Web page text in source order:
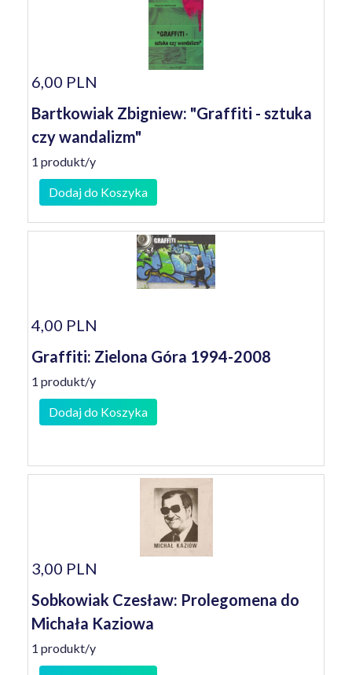
6,00 PLN
Bartkowiak Zbigniew: "Graffiti - sztuka
czy wandalizm"
1 produkt/y
Dodaj do Koszyka
4,00 PLN
Graffiti: Zielona Góra 1994-2008
1 produkt/y
Dodaj do Koszyka
3,00 PLN
Sobkowiak Czesław: Prolegomena do
Michała Kaziowa
1 produkt/y